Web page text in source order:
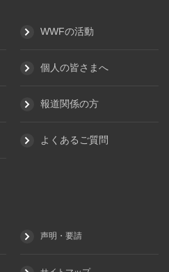
WWFの活動
個人の皆さまへ
報道関係の方
よくあるご質問
声明・要請